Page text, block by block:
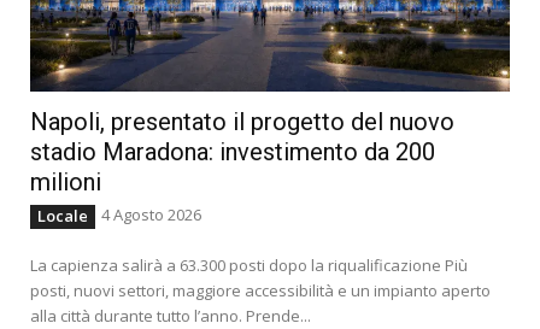
Napoli, presentato il progetto del nuovo
stadio Maradona: investimento da 200
milioni
Locale 4 Agosto 2026
La capienza salirà a 63.300 posti dopo la riqualificazione Più
posti, nuovi settori, maggiore accessibilità e un impianto aperto
alla città durante tutto l’anno. Prende...